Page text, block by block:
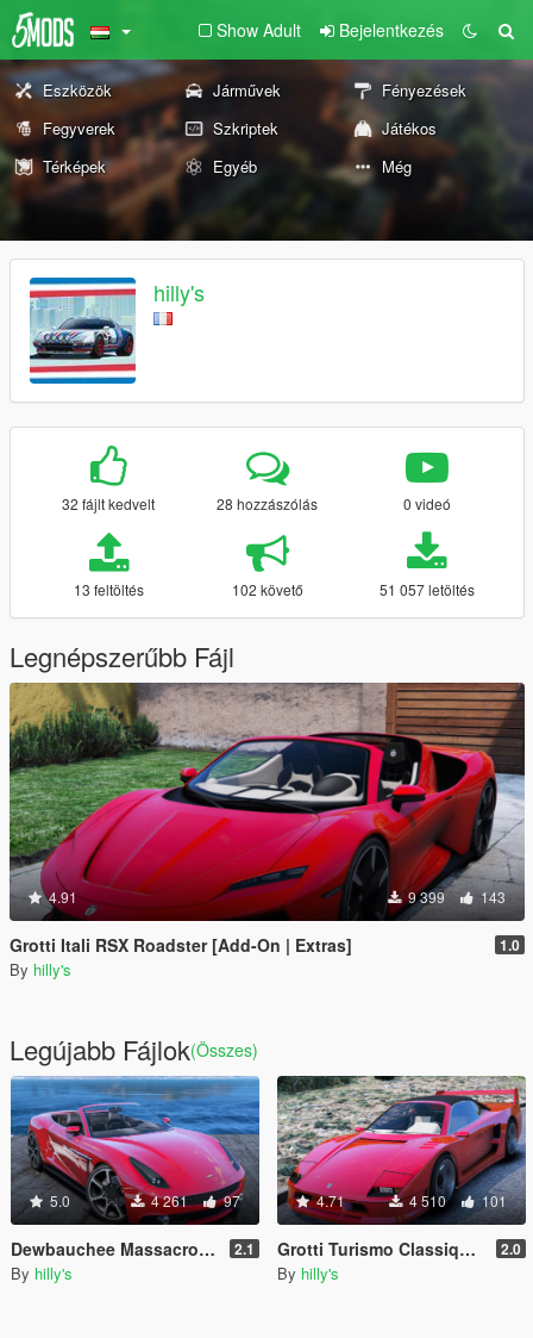
Show Adult Bejelentkezés
Eszközök Járművek
Fényezések
Fegyverek
Szkriptek
Játékos
Térképek
Egyéb Még
hilly's
32 fájlt kedvelt 28 hozzászólás 0 videó
13 feltöltés 102 követő 51 057 letöltés
Legnépszerűbb Fájl
4.91 9 399 143
Grotti Itali RSX Roadster [Add-On | Extras] 1.0
By hilly's
Legújabb Fájlok(Összes)
5.0 4 261 97
Dewbauchee Massacro Volante [Add-On | Extras | Tuning | LODs] 2.1
By hilly's
4.71 4 510 101
Grotti Turismo Classique Spyder [Add-On | Tuning | Extras] 2.0
By hilly's